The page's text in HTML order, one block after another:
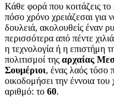
Κάθε φορά που κοιτάζεις το
πόσο χρόνο χρειάζεσαι για
δουλειά, ακολουθείς έναν
περισσότερα από πέντε
η τεχνολογία ή η επιστήμη
πολιτισμοί της αρχαίας
Σουμέριοι, ένας λαός τόσο
οικοδομήσει την έννοια
αριθμό: το 60.